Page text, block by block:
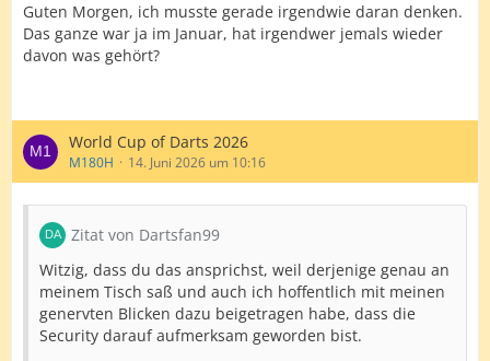
Guten Morgen, ich musste gerade irgendwie daran denken.
Das ganze war ja im Januar, hat irgendwer jemals wieder
davon was gehört?
World Cup of Darts 2026
M180H 14. Juni 2026 um 10:16
Zitat von Dartsfan99
Witzig, dass du das ansprichst, weil derjenige genau an
meinem Tisch saß und auch ich hoffentlich mit meinen
genervten Blicken dazu beigetragen habe, dass die
Security darauf aufmerksam geworden bist.